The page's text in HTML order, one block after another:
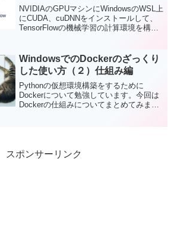
NVIDIAのGPUマシンにWindowsのWSL上
にCUDA、cuDNNをインストールして、
TensorFlowの機械学習の計算環境を構築
WindowsでのDockerのざっくり
した使い方（２）仕組み編
Pythonの仮想環境構築をするために
Dockerについて勉強しています。今回は
Dockerの仕組みについてまとめてみまし
スポンサーリンク